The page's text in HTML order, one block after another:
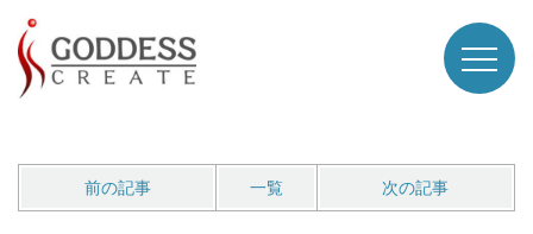
前の記事 一覧 次の記事